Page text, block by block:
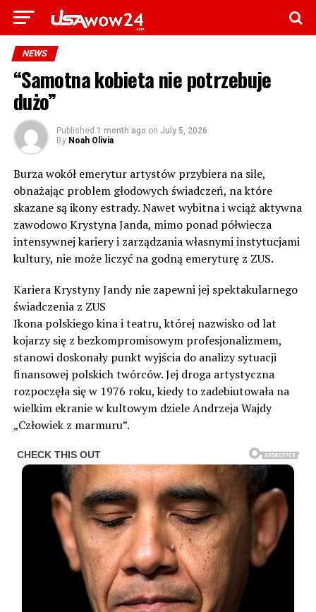
NEWS
“Samotna kobieta nie potrzebuje
dużo”
Published 1 month ago on July 5, 2026
By Noah Olivia
Burza wokół emerytur artystów przybiera na sile,
obnażając problem głodowych świadczeń, na które
skazane są ikony estrady. Nawet wybitna i wciąż aktywna
zawodowo Krystyna Janda, mimo ponad półwiecza
intensywnej kariery i zarządzania własnymi instytucjami
kultury, nie może liczyć na godną emeryturę z ZUS.
Kariera Krystyny Jandy nie zapewni jej spektakularnego
świadczenia z ZUS
Ikona polskiego kina i teatru, której nazwisko od lat
kojarzy się z bezkompromisowym profesjonalizmem,
stanowi doskonały punkt wyjścia do analizy sytuacji
finansowej polskich twórców. Jej droga artystyczna
rozpoczęła się w 1976 roku, kiedy to zadebiutowała na
wielkim ekranie w kultowym dziele Andrzeja Wajdy
„Człowiek z marmuru”.